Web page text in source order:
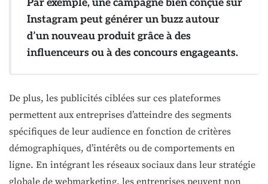
Instagram peut générer un buzz autour
d’un nouveau produit grâce à des
influenceurs ou à des concours engageants.
De plus, les publicités ciblées sur ces plateformes
permettent aux entreprises d’atteindre des segments
spécifiques de leur audience en fonction de critères
démographiques, d’intérêts ou de comportements en
ligne. En intégrant les réseaux sociaux dans leur stratégie